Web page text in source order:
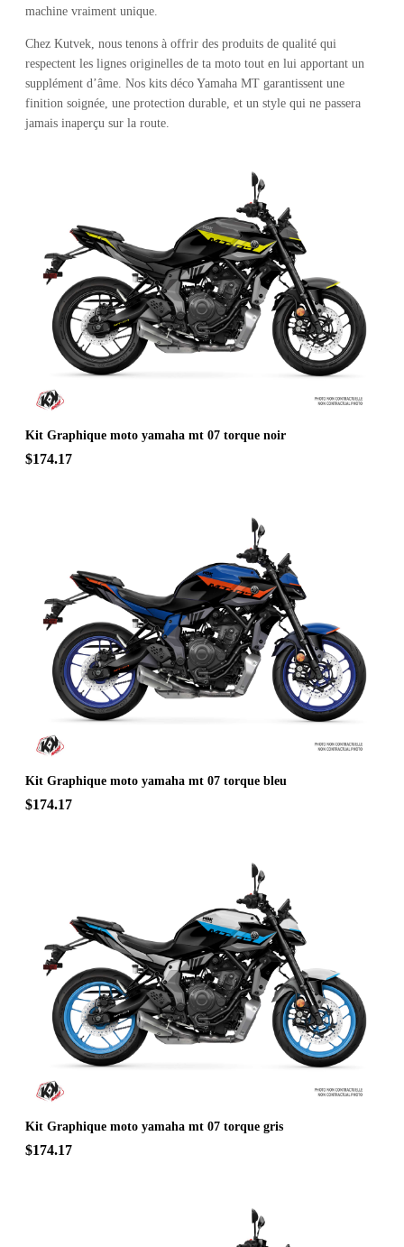
machine vraiment unique.
Chez Kutvek, nous tenons à offrir des produits de qualité qui
respectent les lignes originelles de ta moto tout en lui apportant un
supplément d’âme. Nos kits déco Yamaha MT garantissent une
finition soignée, une protection durable, et un style qui ne passera
jamais inaperçu sur la route.
Kit Graphique moto yamaha mt 07 torque noir
$174.17
Kit Graphique moto yamaha mt 07 torque bleu
$174.17
Kit Graphique moto yamaha mt 07 torque gris
$174.17